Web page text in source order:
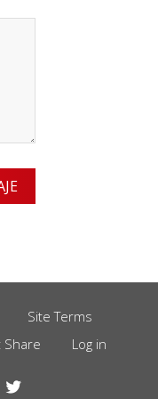
Site Terms
Share Log in